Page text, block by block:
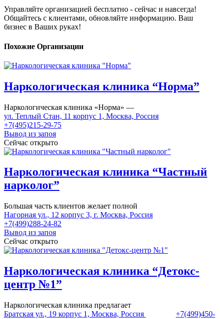
Управляйте организацией бесплатно - сейчас и навсегда!
Общайтесь с клиентами, обновляйте информацию. Ваш
бизнес в Ваших руках!
Похожие Организации
Наркологическая клиника “Норма”
Наркологическая клиника «Норма» —
ул. Теплый Стан, 11 корпус 1, Москва, Россия
+7(495)215-29-75
Вывод из запоя
Сейчас открыто
Наркологическая клиника “Частный
нарколог”
Большая часть клиентов желает полной
Нагорная ул., 12 корпус 3, г. Москва, Россия
+7(499)288-24-82
Вывод из запоя
Сейчас открыто
Наркологическая клиника “Детокс-
центр №1”
Наркологическая клиника предлагает
Братская ул., 19 корпус 1, Москва, Россия
+7(499)450-